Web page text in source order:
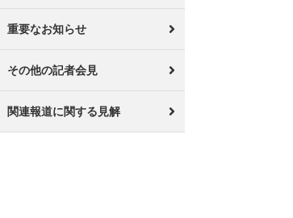
重要なお知らせ
その他の記者会見
関連報道に関する見解